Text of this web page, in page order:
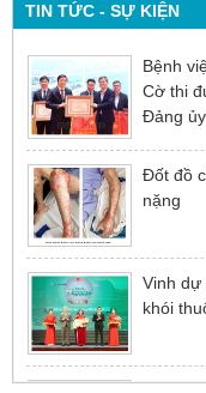
TIN TỨC - SỰ KIỆN
Bệnh
Cờ thi
Đảng
Đốt đồ
nặng
Vinh dự
khói